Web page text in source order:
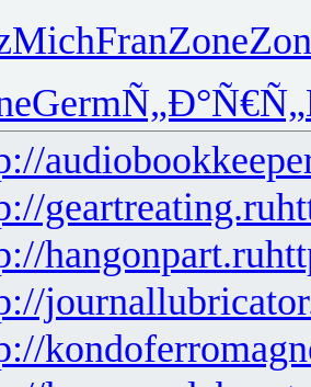
MichFranZone
GermÑ„Ð°Ñ€Ñ„
geartreating.ru
hangonpart.ru